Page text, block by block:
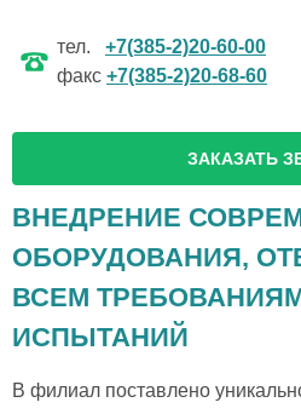
тел. +7(385-2)20-60-00
факс +7(385-2)20-68-60
ЗАКАЗАТЬ
ВНЕДРЕНИЕ
ОБОРУДОВАНИЯ,
ВСЕМ
ИСПЫТАНИЙ
В филиал поставлено